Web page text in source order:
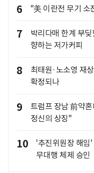
6 "美 이란전 무기
7
박리다매 한계 부
향하는 저가커피
8
최태원·노소영 재
확정되나
9
트럼프 장남 前약
정신의 상징"
10
'추진위원장 해
무대행 체제 승인